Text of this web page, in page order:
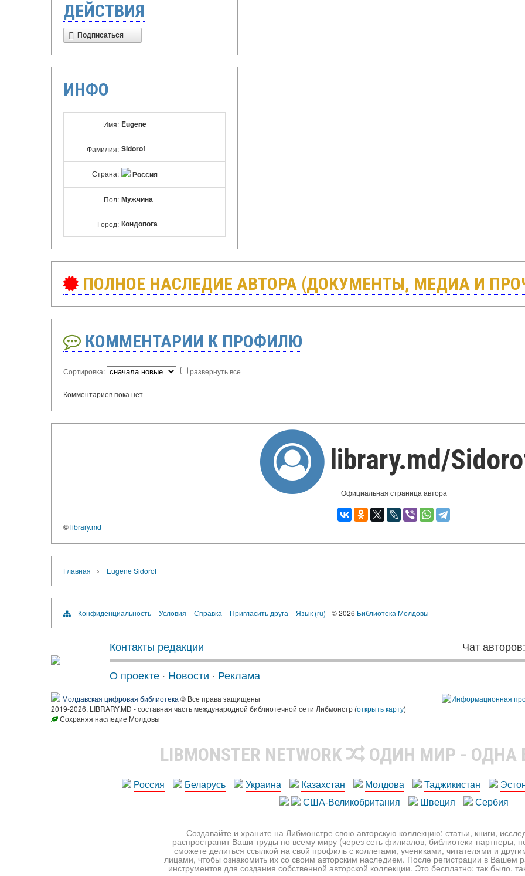
ДЕЙСТВИЯ
Подписаться
ИНФО
Имя: Eugene
Фамилия: Sidorof
Страна: Россия
Пол: Мужчина
Город: Кондопога
ПОЛНОЕ НАСЛЕДИЕ АВТОРА (ДОКУМЕНТЫ, МЕДИА И
КОММЕНТАРИИ К ПРОФИЛЮ
Сортировка: развернуть все
Комментариев пока нет
library.md/
Официальная страница автора
©library.md
Главная › Eugene Sidorof
Конфиденциальность Условия Справка Пригласить друга Язык (ru) © 2026 Библиотека Молдовы
Контакты редакции
Чат
О проекте · Новости · Реклама
Молдавская цифровая библиотека © Все права защищены
2019-2026, LIBRARY.MD - составная часть международной библиотечной сети Либмонстр (открыть карту)
Сохраняя наследие Молдовы
LIBMONSTER NETWORK ОДИН МИР - ОДНА
Россия Беларусь Украина Казахстан Молдова Таджикистан
США-Великобритания
Швеция Сербия
Создавайте и храните на Либмонстре свою авторскую коллекцию: статьи, книги,
распространит Ваши труды по всему миру (через сеть филиалов, библиотеки-партнеры,
сможете делиться ссылкой на свой профиль с коллегами, учениками, читателями и
лицами, чтобы ознакомить их со своим авторским наследием. После регистрации в Вашем
инструментов для создания собственной авторской коллекции. Это бесплатно: так было,